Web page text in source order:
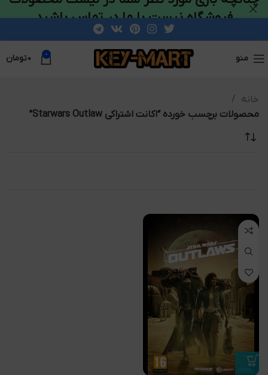
منو 0 ۰تومان
خانه
محصولات برچسب خورده “اکانت اشتراکی Starwars Outlaw”
فروشگاه نیست با ما در تماس باشید